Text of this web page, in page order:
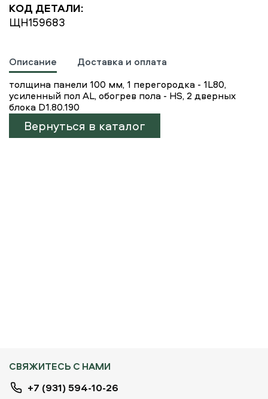
КОД ДЕТАЛИ:
ЩН159683
Описание
Доставка и оплата
толщина панели 100 мм, 1 перегородка - 1L80,
усиленный пол AL, обогрев пола - HS, 2 дверных
блока D1.80.190
Вернуться в каталог
СВЯЖИТЕСЬ С НАМИ
+7 (931) 594-10-26